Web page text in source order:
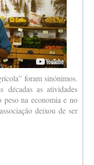
foram sinónimos.
décadas as atividades
peso na economia e no
deixou de ser